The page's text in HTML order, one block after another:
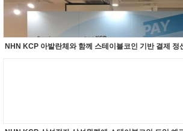
NHN KCP 아발란체와 함께 스테이블코인 기반 결제 정